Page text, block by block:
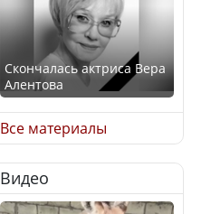
Скончалась актриса Вера
Алентова
В РФ вынесен заочный
приговор по уголовному
Все материалы
Видео